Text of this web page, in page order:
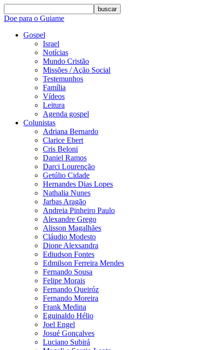
buscar
Doe para o Guiame
Gospel
Israel
Notícias
Mundo Cristão
Missões / Ação Social
Testemunhos
Família
Vídeos
Leitura
Agenda gospel
Colunistas
Adriana Bernardo
Clarice Ebert
Cris Beloni
Daniel Ramos
Darci Lourenção
Getúlio Cidade
Hernandes Dias Lopes
Nathalia Nunes
Jarbas Aragão
Andreia Pinheiro Paulo
Alexandre Grego
Alisson Magalhães
Cláudio Modesto
Dione Alexsandra
Ediudson Fontes
Edmilson Ferreira Mendes
Fernando Sousa
Felipe Morais
Fernando Queiróz
Fernando Moreira
Frank Medina
Eguinaldo Hélio
Joel Engel
Josué Gonçalves
Luciano Subirá